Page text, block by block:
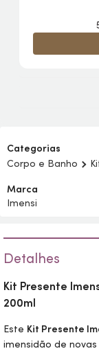
Categorias
Corpo e Banho
Marca
Imensi
Detalhes
Kit Presente
200ml
Este Kit Presente
imensidão de